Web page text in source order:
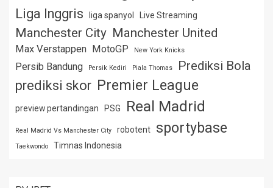
Liga Inggris liga spanyol Live Streaming
Manchester City Manchester United
Max Verstappen MotoGP New York Knicks
Persib Bandung Persik Kediri Piala Thomas Prediksi Bola
prediksi skor Premier League
preview pertandingan PSG Real Madrid
Real Madrid Vs Manchester City robotent sportybase
Taekwondo Timnas Indonesia